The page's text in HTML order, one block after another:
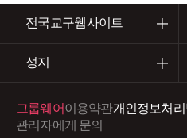
전국교구웹사이트
성지
그룹웨어이용약관개인정보처
관리자에게 문의